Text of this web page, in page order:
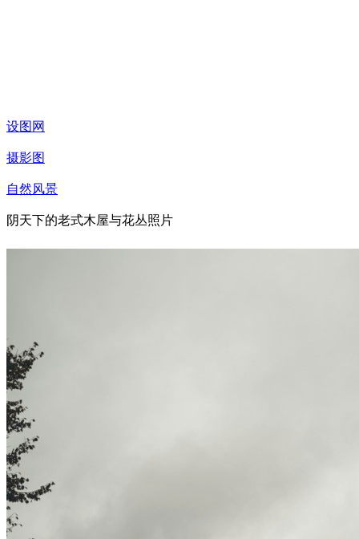
设图网
摄影图
自然风景
阴天下的老式木屋与花丛照片